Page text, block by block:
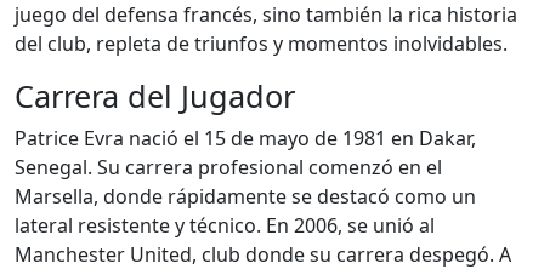
juego del defensa francés, sino también la rica historia
del club, repleta de triunfos y momentos inolvidables.
Carrera del Jugador
Patrice Evra nació el 15 de mayo de 1981 en Dakar,
Senegal. Su carrera profesional comenzó en el
Marsella, donde rápidamente se destacó como un
lateral resistente y técnico. En 2006, se unió al
Manchester United, club donde su carrera despegó. A